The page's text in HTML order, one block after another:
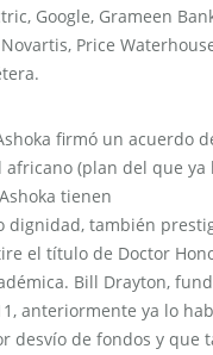
Google, Grameen
Price
firmó un acuerdo
(plan del que
tienen
también
el título de Doctor
Bill Drayton,
anteriormente ya lo
desvío de fondos y